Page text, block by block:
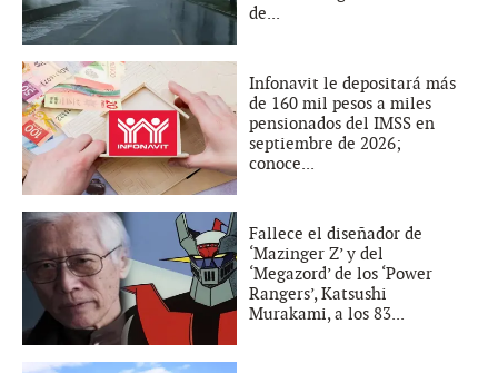
de...
Infonavit le depositará más
de 160 mil pesos a miles
pensionados del IMSS en
septiembre de 2026;
conoce...
Fallece el diseñador de
‘Mazinger Z’ y del
‘Megazord’ de los ‘Power
Rangers’, Katsushi
Murakami, a los 83...